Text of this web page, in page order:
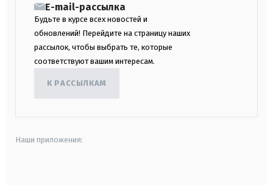
E-mail-рассылка
Будьте в курсе всех новостей и
обновлений! Перейдите на страницу наших
рассылок, чтобы выбрать те, которые
соответствуют вашим интересам.
К РАССЫЛКАМ
Наши приложения: